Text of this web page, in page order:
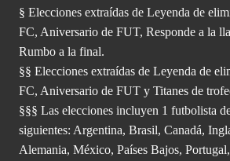
§ Elecciones extraídas de Leyenda de
FC, Aniversario de FUT, Responde a la
Rumbo a la final.
§§ Elecciones extraídas de Leyenda de
FC, Aniversario de FUT y Titanes de
§§§ Las elecciones incluyen 1 futbolista
siguientes: Argentina, Brasil, Canadá,
Alemania, México, Países Bajos,